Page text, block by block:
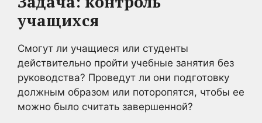
учащихся
Смогут ли учащиеся или студенты
действительно пройти учебные занятия без
руководства? Проведут ли они подготовку
должным образом или поторопятся, чтобы ее
можно было считать завершенной?